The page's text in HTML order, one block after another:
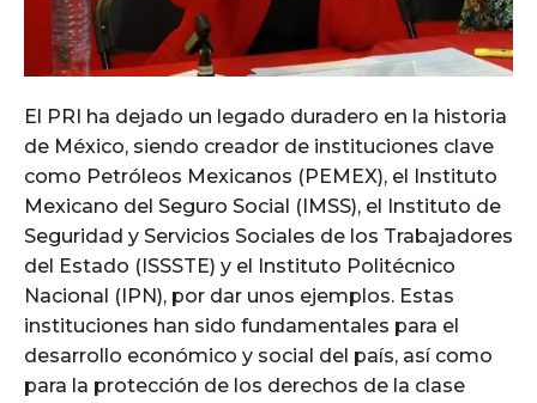
El PRI ha dejado un legado duradero en la historia
de México, siendo creador de instituciones clave
como Petróleos Mexicanos (PEMEX), el Instituto
Mexicano del Seguro Social (IMSS), el Instituto de
Seguridad y Servicios Sociales de los Trabajadores
del Estado (ISSSTE) y el Instituto Politécnico
Nacional (IPN), por dar unos ejemplos. Estas
instituciones han sido fundamentales para el
desarrollo económico y social del país, así como
para la protección de los derechos de la clase